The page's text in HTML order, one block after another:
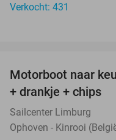
Verkocht: 431
Motorboot naar
+ drankje + chips
Sailcenter Limburg
Ophoven - Kinrooi